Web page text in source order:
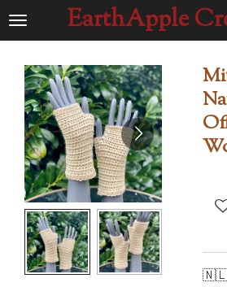
Ga
hoofdinhoud
EarthApple
🇳🇱